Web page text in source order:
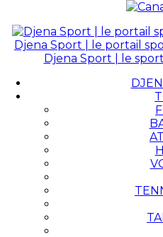
Djena Sport | le portail
Djena Sport | le